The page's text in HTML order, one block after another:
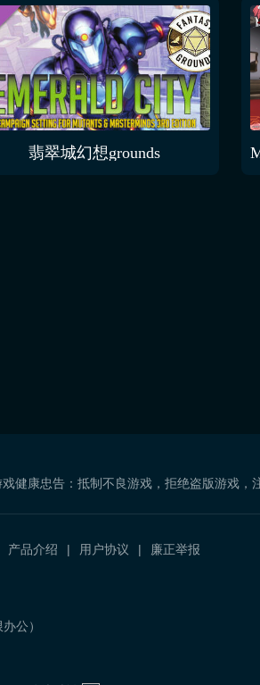
翡翠城幻想grounds
戏健康忠告：抵制不良游戏，拒绝盗版游戏
产品介绍 用户协议 廉正举报
公）